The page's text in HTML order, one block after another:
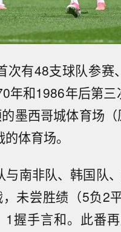
次有48支球队参
年和1986年后第
的墨西哥城体育场
体育场。
与南非队、韩国队
未尝胜绩（5负2
握手言和。此番